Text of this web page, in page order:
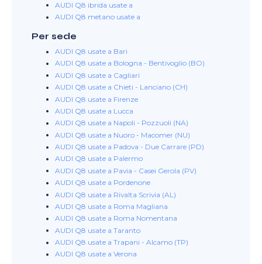
AUDI Q8 ibrida usate a
AUDI Q8 metano usate a
Per sede
AUDI Q8 usate a Bari
AUDI Q8 usate a Bologna - Bentivoglio (BO)
AUDI Q8 usate a Cagliari
AUDI Q8 usate a Chieti - Lanciano (CH)
AUDI Q8 usate a Firenze
AUDI Q8 usate a Lucca
AUDI Q8 usate a Napoli - Pozzuoli (NA)
AUDI Q8 usate a Nuoro - Macomer (NU)
AUDI Q8 usate a Padova - Due Carrare (PD)
AUDI Q8 usate a Palermo
AUDI Q8 usate a Pavia - Casei Gerola (PV)
AUDI Q8 usate a Pordenone
AUDI Q8 usate a Rivalta Scrivia (AL)
AUDI Q8 usate a Roma Magliana
AUDI Q8 usate a Roma Nomentana
AUDI Q8 usate a Taranto
AUDI Q8 usate a Trapani - Alcamo (TP)
AUDI Q8 usate a Verona